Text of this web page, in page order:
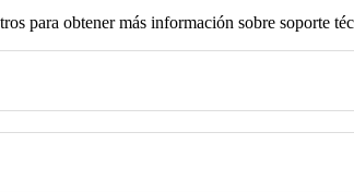
para obtener más información sobre soporte